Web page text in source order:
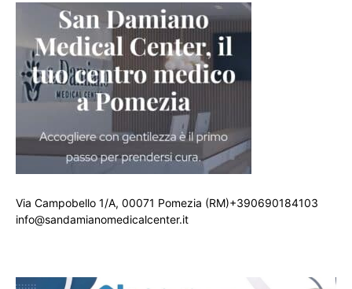
Via Campobello 1/A, 00071 Pomezia (RM)+390690184103
info@sandamianomedicalcenter.it